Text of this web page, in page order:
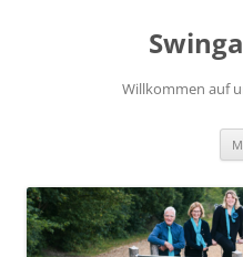
Willkommen auf